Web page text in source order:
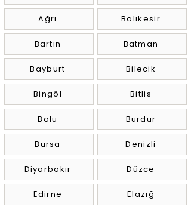
Ağrı
Bartın
Bayburt
Bingöl
Bolu
Bursa
Diyarbakır
Edirne
Balıkesir
Batman
Bilecik
Bitlis
Burdur
Denizli
Düzce
Elazığ